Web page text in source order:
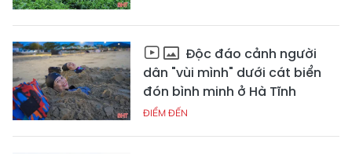
Độc đáo cảnh người
dân "vùi mình" dưới cát biển
đón bình minh ở Hà Tĩnh
ĐIỂM ĐẾN